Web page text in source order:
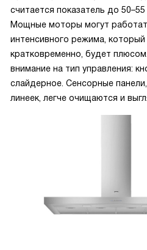
считается показатель до
Мощные моторы могут
интенсивного режима, который
кратковременно, будет
внимание на тип управления:
слайдерное. Сенсорные
линеек, легче очищаются и